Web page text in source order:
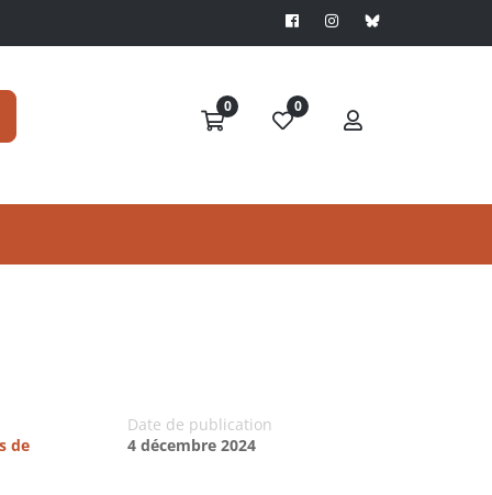
0 0
de
Date de publication
4 décembre 2024